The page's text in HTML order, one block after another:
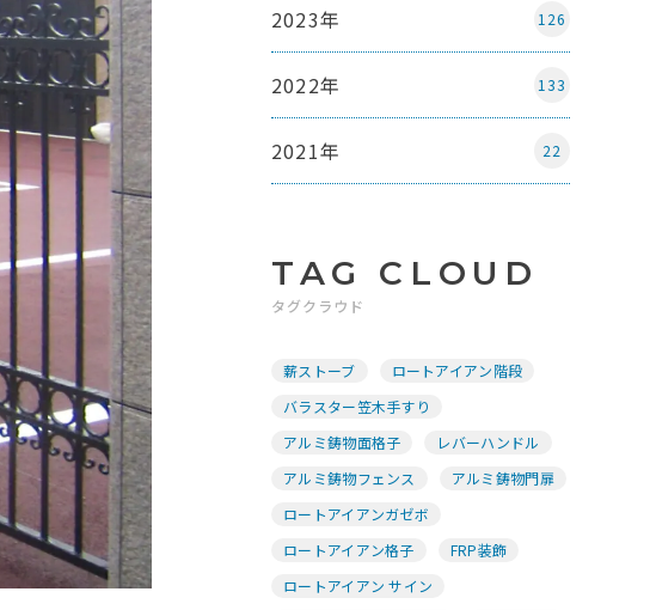
2023年 126
2022年 133
2021年 22
TAG CLOUD
タグクラウド
薪ストーブ
ロートアイアン階段
バラスター笠木手すり
アルミ鋳物面格子
レバーハンドル
アルミ鋳物フェンス
アルミ鋳物門扉
ロートアイアンガゼボ
ロートアイアン格子
FRP装飾
ロートアイアン サイン